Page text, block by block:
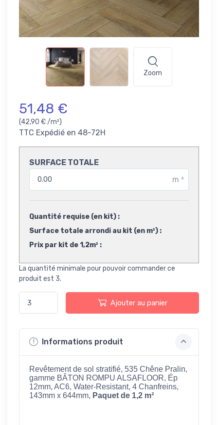
Zoom
51,48 €
(42,90 € /m²)
TTC Expédié en 48-72H
SURFACE TOTALE
m ²
Quantité requise (en kit) :
Surface totale arrondi au kit (en m²) :
Prix par kit de 1,2m² :
La quantité minimale pour pouvoir commander ce
produit est 3.
Ajouter au panier
Informations produit
Revêtement de sol stratifié, 535 Chêne Pralin,
gamme BÂTON ROMPU ALSAFLOOR, Ép
12mm, AC6, Water-Resistant, 4 Chanfreins,
143mm x 644mm, Paquet de 1,2 m²